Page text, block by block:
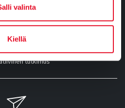
valinta
Kiellä
tutkimukset
tutkimukset
tutkimus